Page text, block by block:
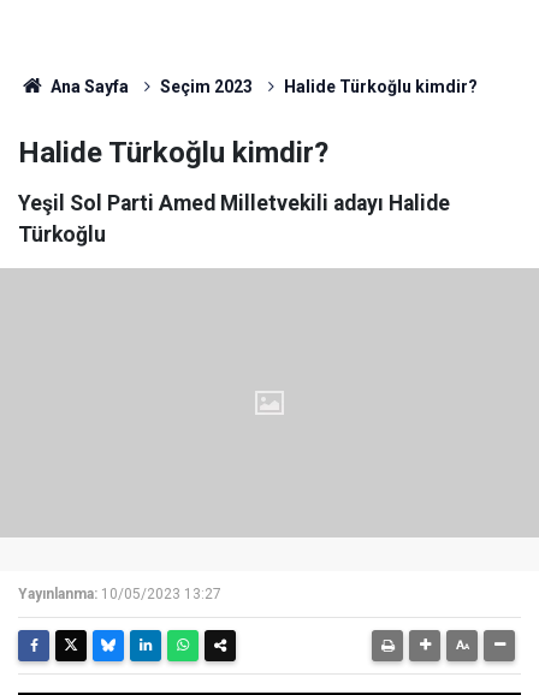
Ana Sayfa Seçim 2023 Halide Türkoğlu kimdir?
Halide Türkoğlu kimdir?
Yeşil Sol Parti Amed Milletvekili adayı Halide
Türkoğlu
Yayınlanma: 10/05/2023 13:27